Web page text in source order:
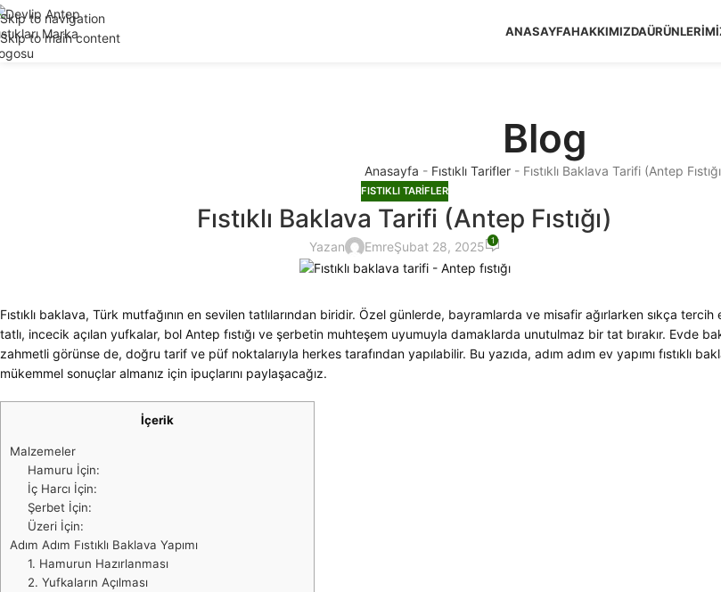
Skip to navigation
Skip to main content
ANASAYFAHAKKIMIZDA
Blog
Anasayfa - Fıstıklı Tarifler- Fıstıklı Baklava Tarifi (Antep
FISTIKLI TARIFLER
Fıstıklı Baklava Tarifi (Antep Fıstığı)
Yazan EmreŞubat 28, 2025 1
Fıstıklı baklava, Türk mutfağının en sevilen tatlılarından biridir. Özel günlerde, bayramlarda ve misafir ağırlarken sıkça
tatlı, incecik açılan yufkalar, bol Antep fıstığı ve şerbetin muhteşem uyumuyla damaklarda unutulmaz bir tat bırakır. Evde
zahmetli görünse de, doğru tarif ve püf noktalarıyla herkes tarafından yapılabilir. Bu yazıda, adım adım ev yapımı fıstıklı
mükemmel sonuçlar almanız için ipuçlarını paylaşacağız.
İçerik
Malzemeler
Hamuru İçin:
İç Harcı İçin:
Şerbet İçin:
Üzeri İçin:
Adım Adım Fıstıklı Baklava Yapımı
1. Hamurun Hazırlanması
2. Yufkaların Açılması